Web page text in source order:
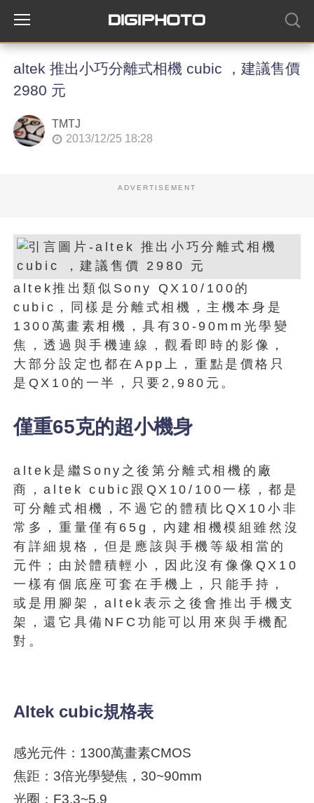
altek 推出小巧分離式相機 cubic ，建議售價
2980 元
TMTJ
2013/12/25 18:28
ADVERTISEMENT
altek推出類似Sony QX10/100的
cubic，同樣是分離式相機，主機本身是
1300萬畫素相機，具有30-90mm光學變
焦，透過與手機連線，觀看即時的影像，
大部分設定也都在App上，重點是價格只
是QX10的一半，只要2,980元。
僅重65克的超小機身
altek是繼Sony之後第分離式相機的廠
商，altek cubic跟QX10/100一樣，都是
可分離式相機，不過它的體積比QX10小非
常多，重量僅有65g，內建相機模組雖然沒
有詳細規格，但是應該與手機等級相當的
元件；由於體積輕小，因此沒有像像QX10
一樣有個底座可套在手機上，只能手持，
或是用腳架，altek表示之後會推出手機支
架，還它具備NFC功能可以用來與手機配
對。
Altek cubic規格表
感光元件：1300萬畫素CMOS
焦距：3倍光學變焦，30~90mm
光圈：F3.3~5.9